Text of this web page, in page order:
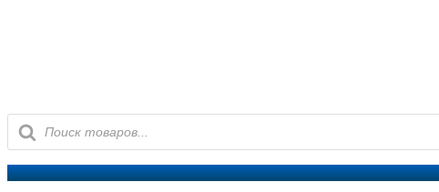
Поиск
товаров